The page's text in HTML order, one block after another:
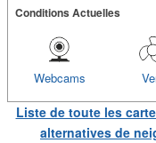
Conditions Actuelles
Webcams
Liste de toute les
alternatives de